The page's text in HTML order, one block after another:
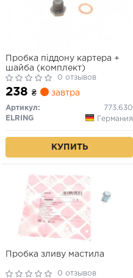
Пробка піддону картера +
шайба (комплект)
0 отзывов
238 ₴ завтра
Артикул:
773.630
ELRING
Германия
КУПИТЬ
Пробка зливу мастила
0 отзывов